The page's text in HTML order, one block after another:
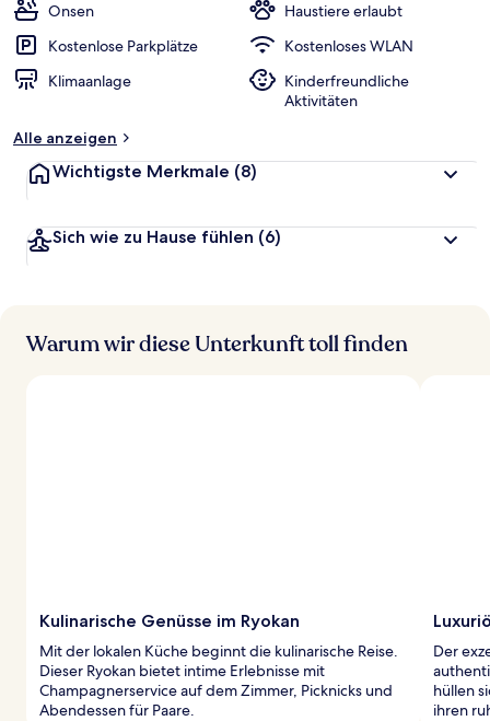
Onsen
Haustiere erlaubt
Kostenlose Parkplätze
Kostenloses WLAN
Klimaanlage
Kinderfreundliche
Aktivitäten
Alle anzeigen
Wichtigste Merkmale (8)
Sich wie zu Hause fühlen (6)
Warum wir diese Unterkunft toll finden
Kulinarische Genüsse im Ryokan
Mit der lokalen Küche beginnt die kulinarische Reise.
Dieser Ryokan bietet intime Erlebnisse mit
Champagnerservice auf dem Zimmer, Picknicks und
Abendessen für Paare.
Der
hüllen
ihren